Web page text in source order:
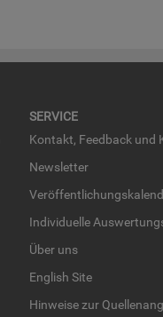
SER­VICE
Kon­takt, Feed­back und
News­let­ter
In­di­vi­du­el­le
Über uns
English Site
Hin­wei­se zur